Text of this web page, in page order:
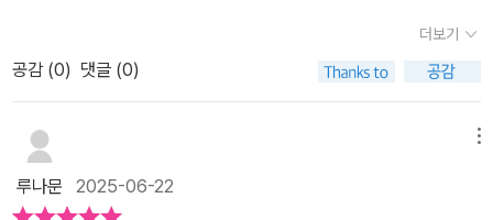
덕업자들도 있었는데..에그박사가 칠게잡이법으로 몰리기도 하더라
미있는 초등추천도서 <에그박사 15>에서는 중간중간 생물 퀴즈 게
아이들 탐구력과 집중력, 사고력도 기를 수 있답니다.​이렇게 유익하
놀라움은 언제나 짜릿하다. 에그박사표 메인 스토리는 생생하고 흥미
롭다. 중간중간 등장하는 의인화된 생물들의 서브 스토리는 생물을
단순한 관찰 대상으로 바라보는 시선을 넘어, ‘하나의 생명’으로 바라
보게 한다. 자연에 대한 따뜻한 공감 능력과 함께, 아이들의 탐구 본능
리기’, ‘관찰 보고서 쓰기’, ‘퀴즈 게임’ 등 다양한 활동을 통해 책 읽기
더보기
공감 (0) 댓글 (0)
루나문 2025-06-22